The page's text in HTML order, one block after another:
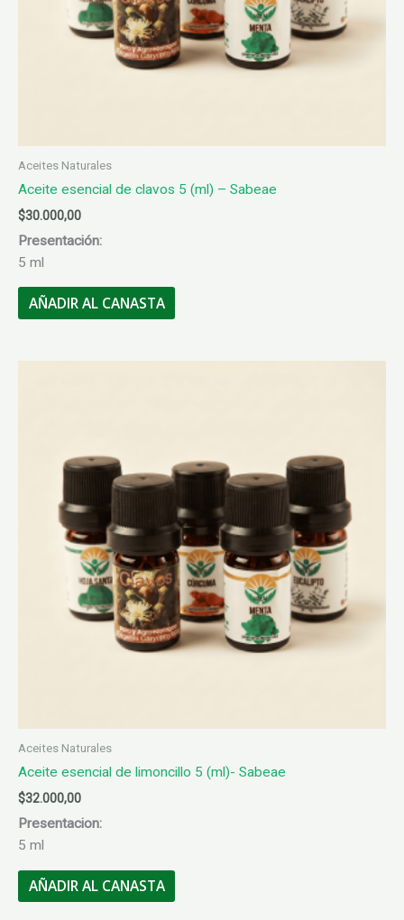
Aceites Naturales
Aceite esencial de clavos 5 (ml) – Sabeae
$30.000,00
Presentación:
5 ml
AÑADIR AL CANASTA
Aceites Naturales
Aceite esencial de limoncillo 5 (ml)- Sabeae
$32.000,00
Presentacion:
5 ml
AÑADIR AL CANASTA